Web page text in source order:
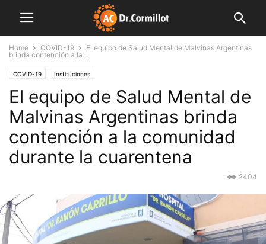
Home COVID-19
El equipo de Salud Mental de Malvinas Argentinas
brinda contención a la...
COVID-19 Instituciones
El equipo de Salud Mental de
Malvinas Argentinas brinda
contención a la comunidad
durante la cuarentena
2404